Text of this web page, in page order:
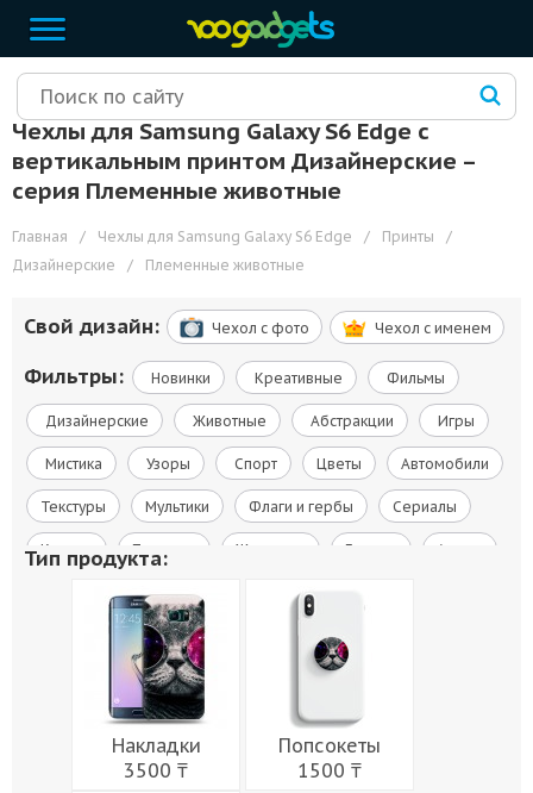
Чехлы для Samsung Galaxy S6 Edge с
вертикальным принтом Дизайнерские –
cерия Племенные животные
Главная / Чехлы для Samsung Galaxy S6 Edge / Принты
/
Дизайнерские
/ Племенные животные
Свой дизайн: Чехол c фото Чехол c именем
Фильтры: Новинки Креативные Фильмы
Дизайнерские Животные Абстракции Игры
Мистика Узоры Спорт Цветы Автомобили
Текстуры Мультики Флаги и гербы Сериалы
Космос Природа Живопись Города Армия
Музыка
Праздники
Тип продукта:
Накладки
3500 ₸
Попсокеты
1500 ₸